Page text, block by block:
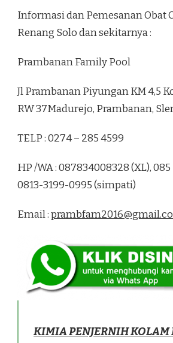
Informasi dan Pemesanan Obat
Renang Solo dan sekitarnya :
Prambanan Family Pool
Jl Prambanan Piyungan KM 4,5
RW 37Madurejo, Prambanan,
TELP : 0274 – 285 4599
HP /WA : 087834008328 (XL), 085
0813-3199-0995 (simpati)
Email :
KIMIA PENJERNIH KOLAM